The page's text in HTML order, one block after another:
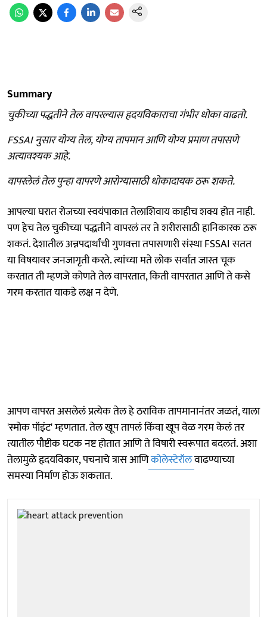
Summary
चुकीच्या पद्धतीने तेल वापरल्यास हृदयविकाराचा गंभीर धोका वाढतो.
FSSAI नुसार योग्य तेल, योग्य तापमान आणि योग्य प्रमाण तपासणे
अत्यावश्यक आहे.
वापरलेलं तेल पुन्हा वापरणे आरोग्यासाठी धोकादायक ठरू शकते.
आपल्या घरात रोजच्या स्वयंपाकात तेलाशिवाय काहीच शक्य होत नाही.
पण हेच तेल चुकीच्या पद्धतीने वापरलं तर ते शरीरासाठी हानिकारक ठरू
शकतं. देशातील अन्नपदार्थांची गुणवत्ता तपासणारी संस्था FSSAI सतत
या विषयावर जनजागृती करते. त्यांच्या मते लोक सर्वात जास्त चूक
करतात ती म्हणजे कोणते तेल वापरतात, किती वापरतात आणि ते कसे
गरम करतात याकडे लक्ष न देणे.
आपण वापरत असलेलं प्रत्येक तेल हे ठराविक तापमानानंतर जळतं, याला
'स्मोक पॉइंट' म्हणतात. तेल खूप तापलं किंवा खूप वेळ गरम केलं तर
त्यातील पौष्टीक घटक नष्ट होतात आणि ते विषारी स्वरूपात बदलतं. अशा
तेलामुळे हृदयविकार, पचनाचे त्रास आणिकोलेस्टेरॉलवाढण्याच्या
समस्या निर्माण होऊ शकतात.